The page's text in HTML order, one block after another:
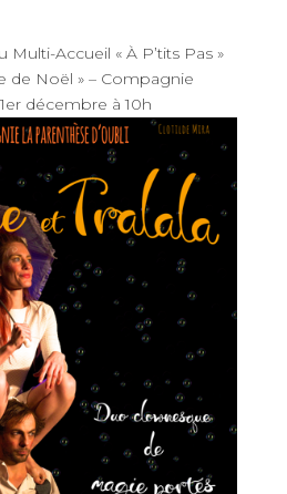
Accueil « À P’tits Pas »
de Noël » – Compagnie
décembre à 10h